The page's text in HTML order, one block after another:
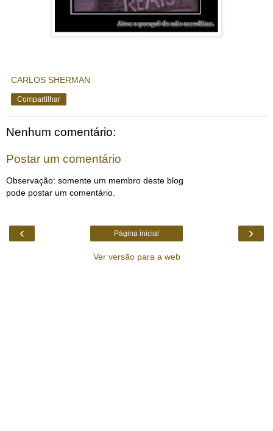
CARLOS SHERMAN
Compartilhar
Nenhum comentário:
Postar um comentário
Observação: somente um membro deste blog
pode postar um comentário.
‹ ›
Página inicial
Ver versão para a web